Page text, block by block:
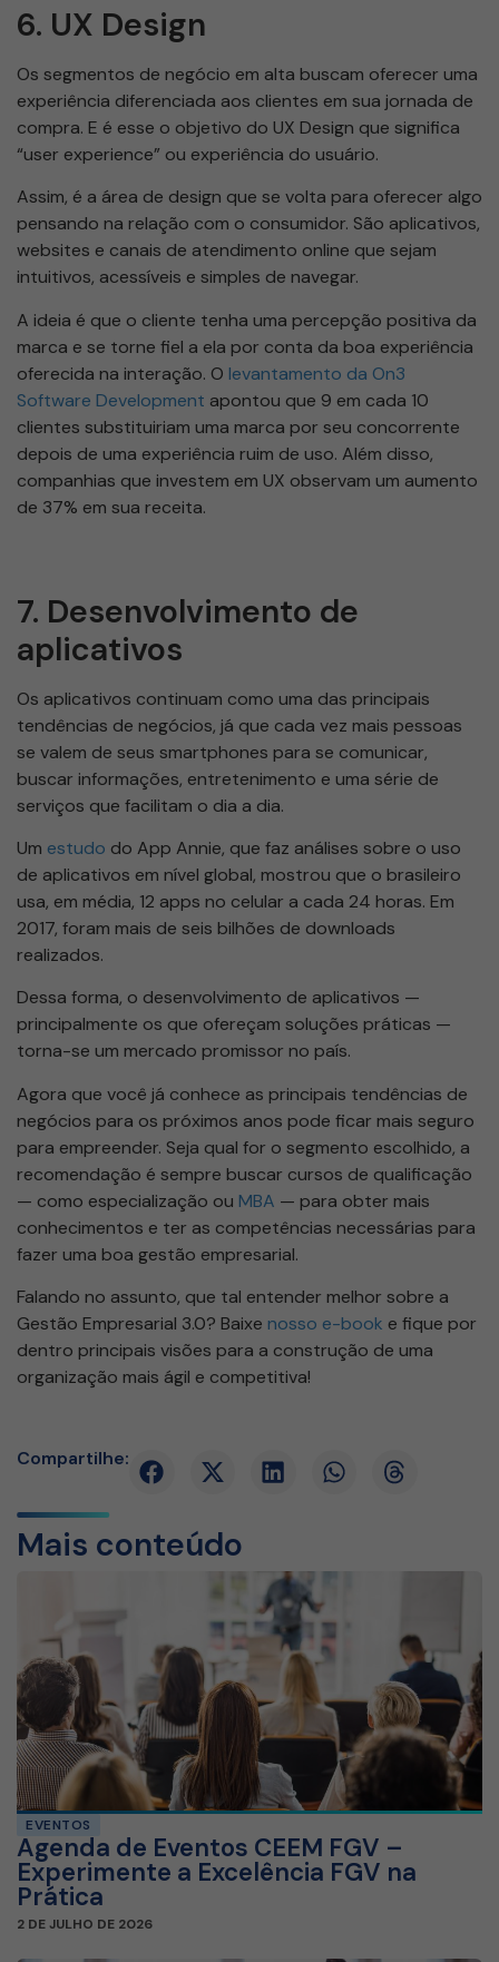
6. UX Design
Os segmentos de negócio em alta buscam oferecer uma
experiência diferenciada aos clientes em sua jornada de
compra. E é esse o objetivo do UX Design que significa
“user experience” ou experiência do usuário.
Assim, é a área de design que se volta para oferecer algo
pensando na relação com o consumidor. São aplicativos,
websites e canais de atendimento online que sejam
intuitivos, acessíveis e simples de navegar.
A ideia é que o cliente tenha uma percepção positiva da
marca e se torne fiel a ela por conta da boa experiência
oferecida na interação. O levantamento da On3
Software Development apontou que 9 em cada 10
clientes substituiriam uma marca por seu concorrente
depois de uma experiência ruim de uso. Além disso,
companhias que investem em UX observam um aumento
de 37% em sua receita.
7. Desenvolvimento de
aplicativos
Os aplicativos continuam como uma das principais
tendências de negócios, já que cada vez mais pessoas
se valem de seus smartphones para se comunicar,
buscar informações, entretenimento e uma série de
serviços que facilitam o dia a dia.
Um estudo do App Annie, que faz análises sobre o uso
de aplicativos em nível global, mostrou que o brasileiro
usa, em média, 12 apps no celular a cada 24 horas. Em
2017, foram mais de seis bilhões de downloads
realizados.
Dessa forma, o desenvolvimento de aplicativos —
principalmente os que ofereçam soluções práticas —
torna-se um mercado promissor no país.
Agora que você já conhece as principais tendências de
negócios para os próximos anos pode ficar mais seguro
para empreender. Seja qual for o segmento escolhido, a
recomendação é sempre buscar cursos de qualificação
— como especialização ou MBA — para obter mais
conhecimentos e ter as competências necessárias para
fazer uma boa gestão empresarial.
Falando no assunto, que tal entender melhor sobre a
Gestão Empresarial 3.0? Baixe nosso e-book e fique por
dentro principais visões para a construção de uma
organização mais ágil e competitiva!
Compartilhe:
Mais conteúdo
EVENTOS
Agenda de Eventos CEEM FGV –
Experimente a Excelência FGV na
Prática
2 DE JULHO DE 2026